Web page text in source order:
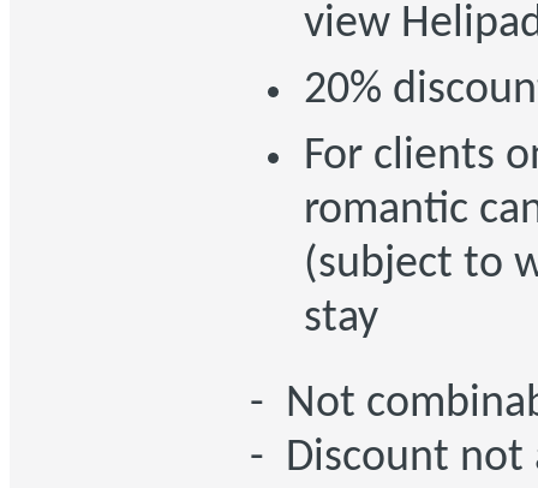
view
20%
For clients
romantic
(subject to
stay
- Not
- Discount not